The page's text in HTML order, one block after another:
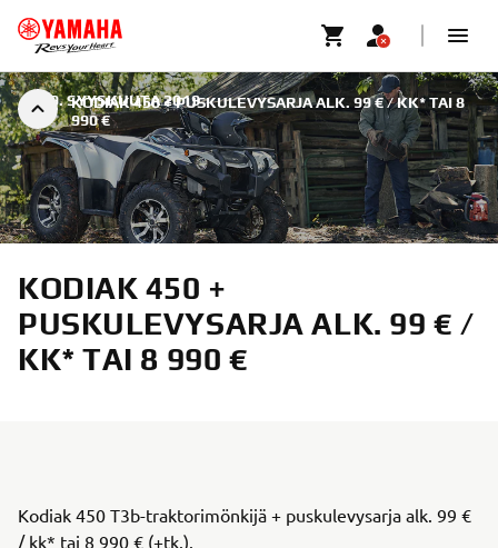
KODIAK 450 + PUSKULEVYSARJA ALK. 99 € / KK* TAI 8
990 €
29. SYYSKUUTA 2019
KODIAK 450 +
PUSKULEVYSARJA ALK. 99 € /
KK* TAI 8 990 €
Kodiak 450 T3b-traktorimönkijä + puskulevysarja alk. 99 €
/ kk* tai 8 990 € (+tk.).